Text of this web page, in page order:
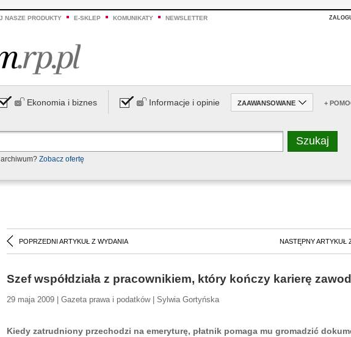
NASZE PRODUKTY E-SKLEP KOMUNIKATY NEWSLETTER
Ekonomia i biznes Informacje i opinie ZAAWANSOWANE +
Zobacz ofertę
POPRZEDNI ARTYKUŁ Z WYDANIA NASTĘPNY ARTYKUŁ
Szef współdziała z pracownikiem, który kończy karierę
29 maja 2009 | Gazeta prawa i podatków | Sylwia Gortyńska
Kiedy zatrudniony przechodzi na emeryturę, płatnik pomaga mu gromadzić